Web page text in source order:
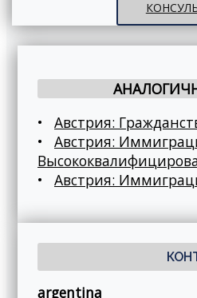
• Австрия:
• Австрия:
• Австрия:
argentina